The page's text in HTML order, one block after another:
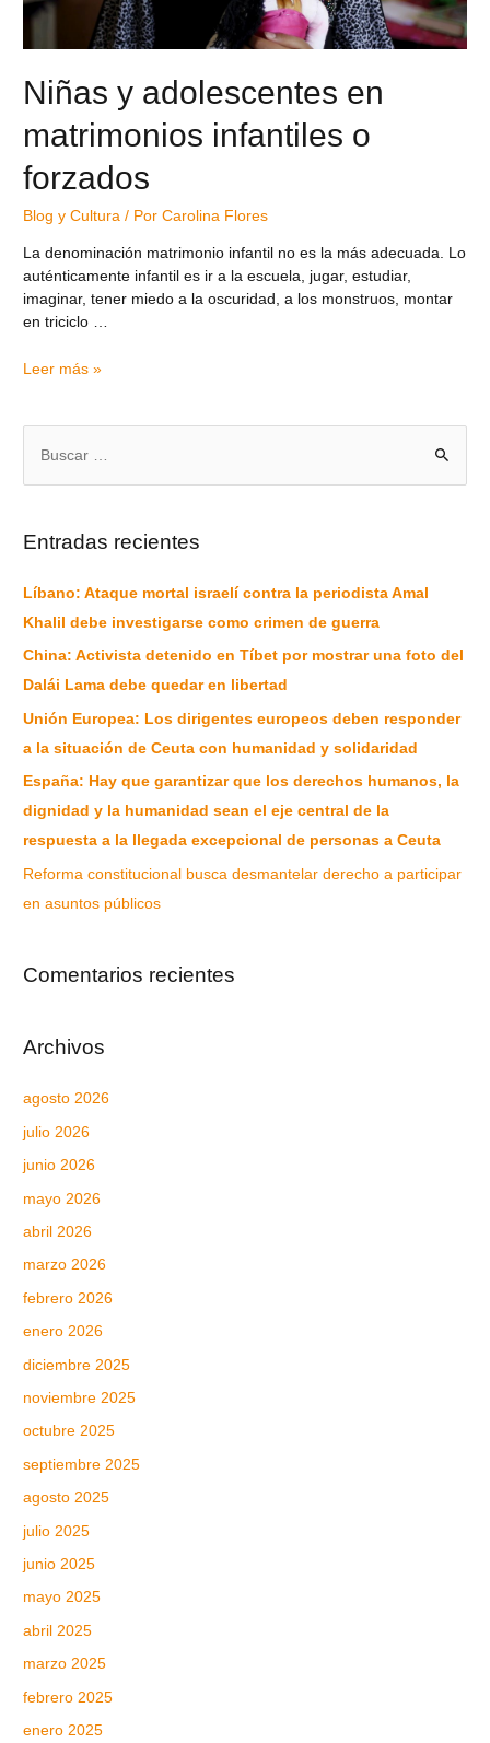
Niñas y adolescentes en
matrimonios infantiles o
forzados
Blog y Cultura / PorCarolina Flores
La denominación matrimonio infantil no es la más adecuada. Lo
auténticamente infantil es ir a la escuela, jugar, estudiar,
imaginar, tener miedo a la oscuridad, a los monstruos, montar
en triciclo …
Leer más »
Entradas recientes
Líbano: Ataque mortal israelí contra la periodista Amal
Khalil debe investigarse como crimen de guerra
China: Activista detenido en Tíbet por mostrar una foto del
Dalái Lama debe quedar en libertad
Unión Europea: Los dirigentes europeos deben responder
a la situación de Ceuta con humanidad y solidaridad
España: Hay que garantizar que los derechos humanos, la
dignidad y la humanidad sean el eje central de la
respuesta a la llegada excepcional de personas a Ceuta
Reforma constitucional busca desmantelar derecho a participar
en asuntos públicos
Comentarios recientes
Archivos
agosto 2026
julio 2026
junio 2026
mayo 2026
abril 2026
marzo 2026
febrero 2026
enero 2026
diciembre 2025
noviembre 2025
octubre 2025
septiembre 2025
agosto 2025
julio 2025
junio 2025
mayo 2025
abril 2025
marzo 2025
febrero 2025
enero 2025